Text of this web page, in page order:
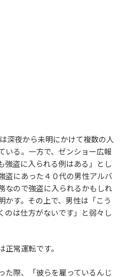
深夜から未明にかけて複数の人
いる。一方で、ゼンショー広報
強盗に入られる例はある」とし
盗にあった４０代の男性アルバ
なので強盗に入られるかもしれ
かす。その上で、男性は「こう
のは仕方がないです」と弱々し
常運転です。
た際、「彼らを雇っているんじ